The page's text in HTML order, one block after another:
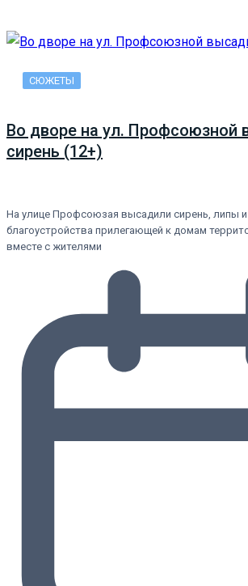
СЮЖЕТЫ
Во дворе на ул. Профсоюзной
сирень (12+)
На улице Профсоюзая высадили сирень, липы
благоустройства прилегающей к домам
вместе с жителями